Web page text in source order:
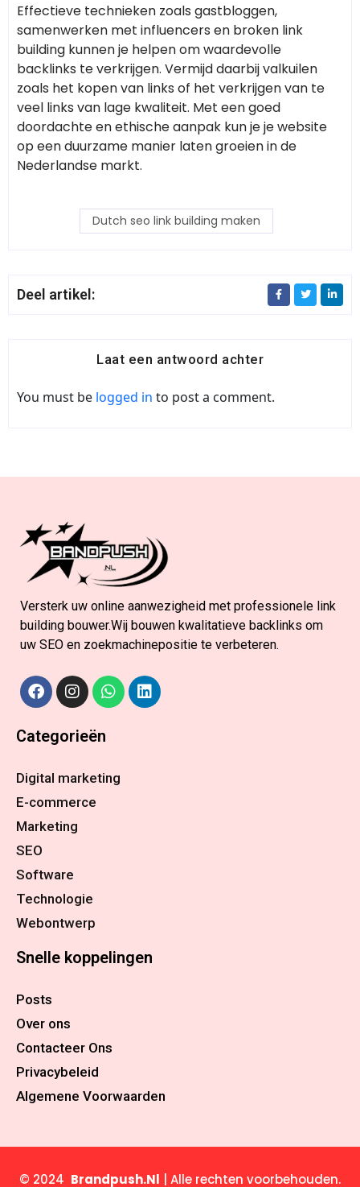
Effectieve technieken zoals gastbloggen,
samenwerken met influencers en broken link
building kunnen je helpen om waardevolle
backlinks te verkrijgen. Vermijd daarbij valkuilen
zoals het kopen van links of het verkrijgen van te
veel links van lage kwaliteit. Met een goed
doordachte en ethische aanpak kun je je website
op een duurzame manier laten groeien in de
Nederlandse markt.
Dutch seo link building maken
Deel artikel:
Laat een antwoord achter
You must be logged in to post a comment.
Versterk uw online aanwezigheid met professionele link
building bouwer.Wij bouwen kwalitatieve backlinks om
uw SEO en zoekmachinepositie te verbeteren.
Categorieën
Digital marketing
E-commerce
Marketing
SEO
Software
Technologie
Webontwerp
Snelle koppelingen
Posts
Over ons
Contacteer Ons
Privacybeleid
Algemene Voorwaarden
© 2024 Brandpush.Nl | Alle rechten voorbehouden.